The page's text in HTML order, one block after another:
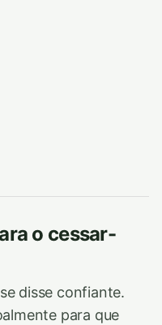
o cessar-
disse confiante.
para que